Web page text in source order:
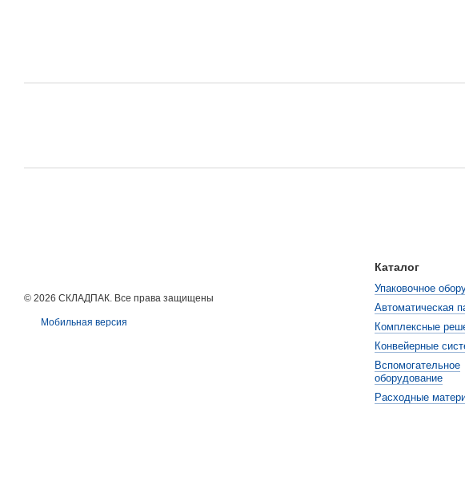
© 2026 СКЛАДПАК. Все права защищены
Мобильная версия
Каталог
Упаковочное
Автоматическая
Комплексные
Конвейерные
Вспомогательное
оборудование
Расходные